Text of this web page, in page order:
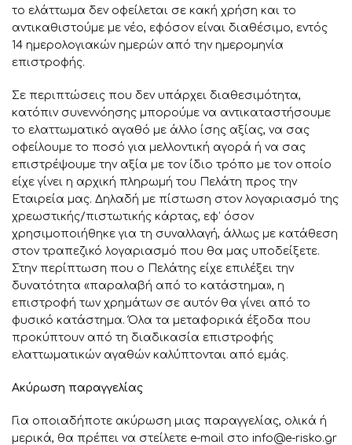
το ελάττωμα δεν οφείλεται σε κακή χρήση και το
αντικαθιστούμε με νέο, εφόσον είναι διαθέσιμο, εντός
14 ημερολογιακών ημερών από την ημερομηνία
επιστροφής.
Σε περιπτώσεις που δεν υπάρχει διαθεσιμότητα,
κατόπιν συνεννόησης μπορούμε να αντικαταστήσουμε
το ελαττωματικό αγαθό με άλλο ίσης αξίας, να σας
οφείλουμε το ποσό για μελλοντική αγορά ή να σας
επιστρέψουμε την αξία με τον ίδιο τρόπο με τον οποίο
είχε γίνει η αρχική πληρωμή του Πελάτη προς την
Εταιρεία μας. Δηλαδή με πίστωση στον λογαριασμό της
χρεωστικής/πιστωτικής κάρτας, εφ’ όσον
χρησιμοποιήθηκε για τη συναλλαγή, άλλως με κατάθεση
στον τραπεζικό λογαριασμό που θα μας υποδείξετε.
Στην περίπτωση που ο Πελάτης είχε επιλέξει την
δυνατότητα «παραλαβή από το κατάστημα», η
επιστροφή των χρημάτων σε αυτόν θα γίνει από το
φυσικό κατάστημα. Όλα τα μεταφορικά έξοδα που
προκύπτουν από τη διαδικασία επιστροφής
ελαττωματικών αγαθών καλύπτονται από εμάς.
Ακύρωση παραγγελίας
Για οποιαδήποτε ακύρωση μιας παραγγελίας, ολικά ή
μερικά, θα πρέπει να στείλετε e-mail στο info@e-risko.gr